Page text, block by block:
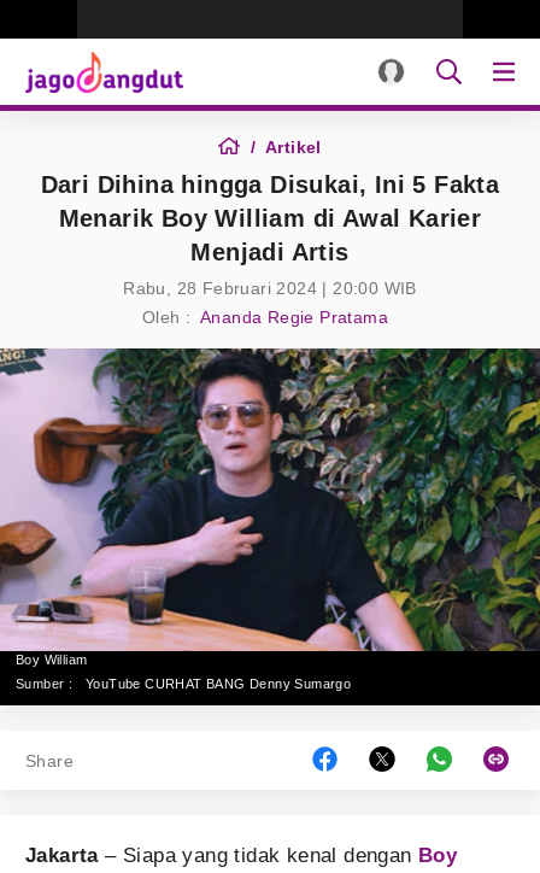
Artikel
Dari Dihina hingga Disukai, Ini 5 Fakta
Menarik Boy William di Awal Karier
Menjadi Artis
Rabu, 28 Februari 2024 | 20:00 WIB
Oleh : Ananda Regie Pratama
Boy William
Sumber :
YouTube CURHAT BANG Denny Sumargo
Share
Jakarta– Siapa yang tidak kenal dengan Boy